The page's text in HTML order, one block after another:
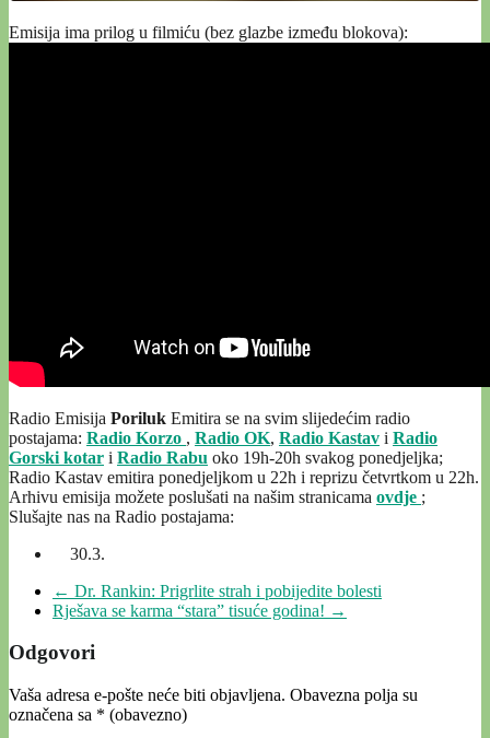
Emisija ima prilog u filmiću (bez glazbe između blokova):
Radio Emisija Poriluk Emitira se na svim slijedećim radio
postajama: Radio Korzo , Radio OK, Radio Kastav i Radio
Gorski kotar i Radio Rabu oko 19h-20h svakog ponedjeljka;
Radio Kastav emitira ponedjeljkom u 22h i reprizu četvrtkom u 22h.
Arhivu emisija možete poslušati na našim stranicama ovdje ;
Slušajte nas na Radio postajama:
30.3.
← Dr. Rankin: Prigrlite strah i pobijedite bolesti
Rješava se karma “stara” tisuće godina! →
Odgovori
Vaša adresa e-pošte neće biti objavljena. Obavezna polja su
označena sa * (obavezno)